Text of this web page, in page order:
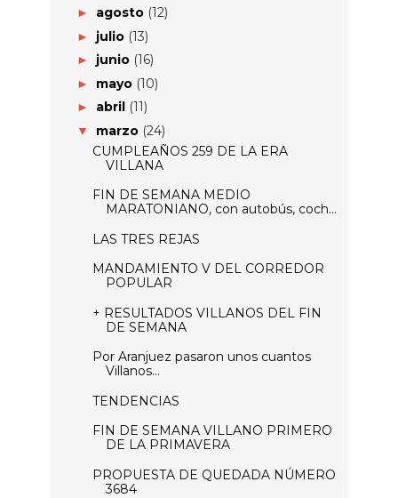
► agosto (12)
► julio (13)
► junio (16)
► mayo (10)
► abril (11)
▼ marzo (24)
CUMPLEAÑOS 259 DE LA ERA
VILLANA
FIN DE SEMANA MEDIO
MARATONIANO, con autobús, coch...
LAS TRES REJAS
MANDAMIENTO V DEL CORREDOR
POPULAR
+ RESULTADOS VILLANOS DEL FIN
DE SEMANA
Por Aranjuez pasaron unos cuantos
Villanos...
TENDENCIAS
FIN DE SEMANA VILLANO PRIMERO
DE LA PRIMAVERA
PROPUESTA DE QUEDADA NÚMERO
3684